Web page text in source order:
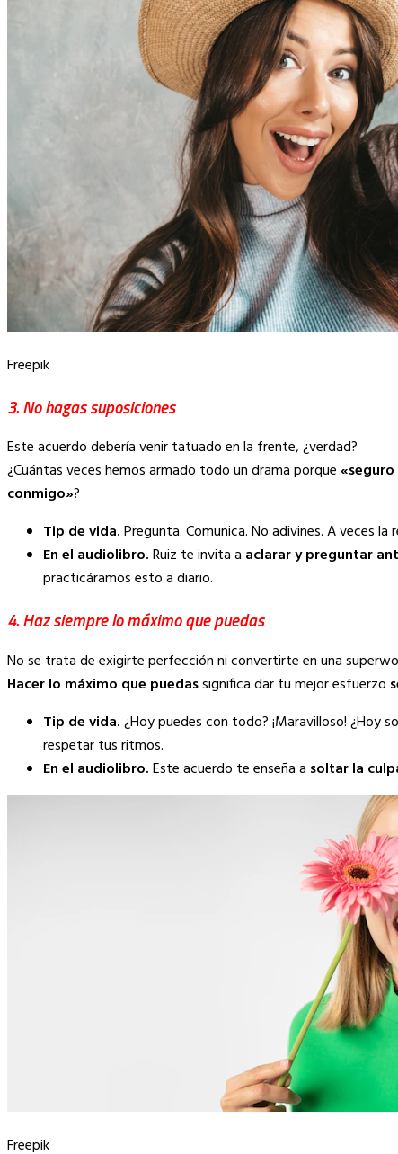
Freepik
3. No hagas suposiciones
Este acuerdo debería venir tatuado en la frente, ¿verdad?
¿Cuántas veces hemos armado todo un drama porque
conmigo»?
Tip de vida.Pregunta. Comunica. No adivines. A veces
En el audiolibro.Ruiz te invita a aclarar y preguntar
practicáramos esto a diario.
4. Haz siempre lo máximo que puedas
No se trata de exigirte perfección ni convertirte en una
Hacer lo máximo que puedassignifica dar tu mejor esfuerzo
Tip de vida.¿Hoy puedes con todo? ¡Maravilloso! ¿Hoy
respetar tus ritmos.
En el audiolibro.Este acuerdo te enseña a soltar la
Freepik